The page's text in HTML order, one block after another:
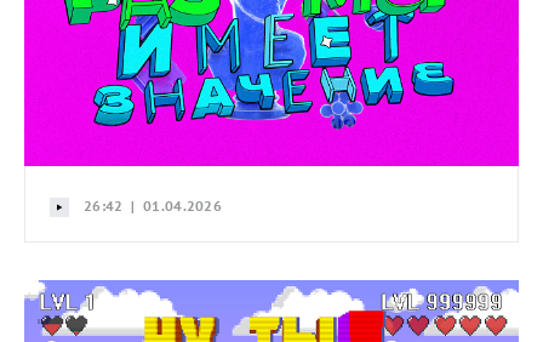
26:42 | 01.04.2026